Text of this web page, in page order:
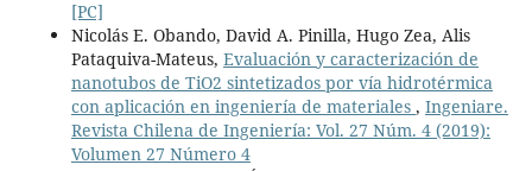
[PC]
Nicolás E. Obando, David A. Pinilla, Hugo Zea, Alis
Pataquiva-Mateus, Evaluación y caracterización de
nanotubos de TiO2 sintetizados por vía hidrotérmica
con aplicación en ingeniería de materiales , Ingeniare.
Revista Chilena de Ingeniería: Vol. 27 Núm. 4 (2019):
Volumen 27 Número 4